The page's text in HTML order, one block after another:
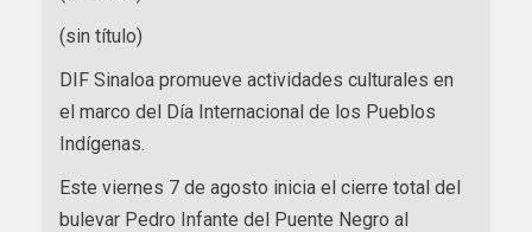
(sin título)
DIF Sinaloa promueve actividades culturales en
el marco del Día Internacional de los Pueblos
Indígenas.
Este viernes 7 de agosto inicia el cierre total del
bulevar Pedro Infante del Puente Negro al